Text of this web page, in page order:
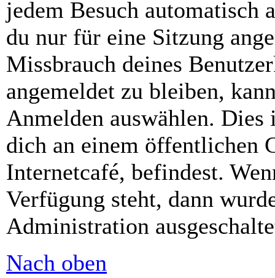
jedem Besuch automatisch
du nur für eine Sitzung
Missbrauch deines
angemeldet zu bleiben,
Anmelden auswählen.
dich an einem öffentlichen
Internetcafé, befindest.
Verfügung steht, dann
Administration
Nach oben